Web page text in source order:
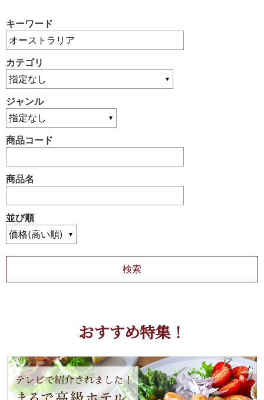
キーワード
カテゴリ
ジャンル
商品コード
商品名
並び順
おすすめ特集！